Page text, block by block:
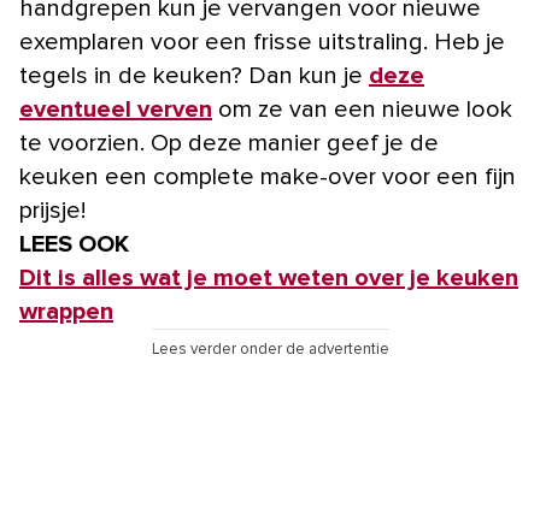
handgrepen kun je vervangen voor nieuwe
exemplaren voor een frisse uitstraling. Heb je
tegels in de keuken? Dan kun je deze
eventueel verven om ze van een nieuwe look
te voorzien. Op deze manier geef je de
keuken een complete make-over voor een fijn
prijsje!
LEES OOK
Dit is alles wat je moet weten over je keuken
wrappen
Lees verder onder de advertentie